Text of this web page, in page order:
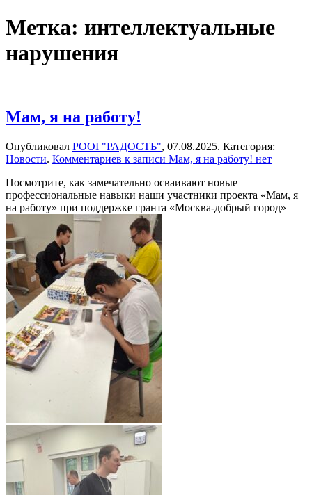
Метка: интеллектуальные
нарушения
Мам, я на работу!
Опубликовал РООІ "РАДОСТЬ", 07.08.2025. Категория:
Новости. Комментариев к записи Мам, я на работу! нет
Посмотрите, как замечательно осваивают новые
профессиональные навыки наши участники проекта «Мам, я
на работу» при поддержке гранта «Москва-добрый город»